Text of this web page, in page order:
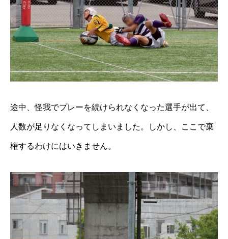
途中、怪我でプレーを続けられなくなった選手が出て、
人数が足りなくなってしまいました。しかし、ここで棄
権するわけにはいきません。